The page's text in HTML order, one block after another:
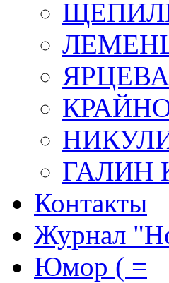
ЛЕМЕНЦ
ЯРЦЕВА
ГАЛИН
Контакты
Журнал
Юмор ( =